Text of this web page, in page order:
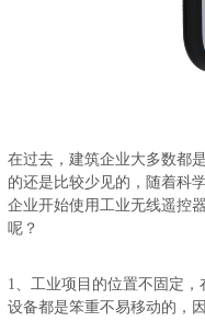
在过去，建筑企业大多数都
的还是比较少见的，随着科
企业开始使用工业无线遥控
呢？
1、工业项目的位置不固定
设备都是笨重不易移动的，